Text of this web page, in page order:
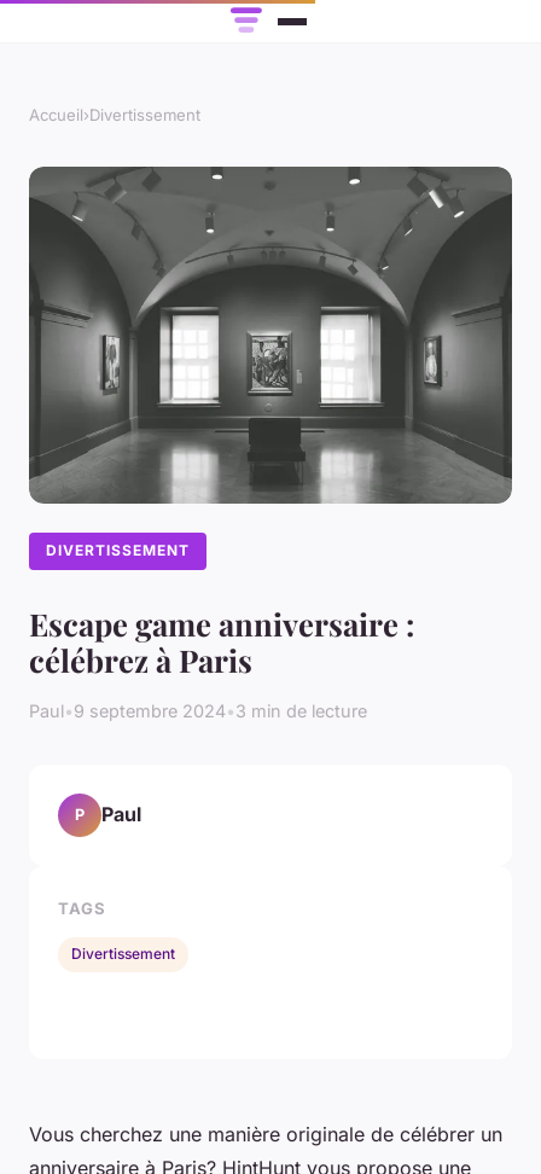
Accueil›Divertissement
DIVERTISSEMENT
Escape game anniversaire :
célébrez à Paris
Paul•9 septembre 2024•3 min de lecture
Vous cherchez une manière originale de célébrer un
anniversaire à Paris? HintHunt vous propose une
P Paul
TAGS
Divertissement